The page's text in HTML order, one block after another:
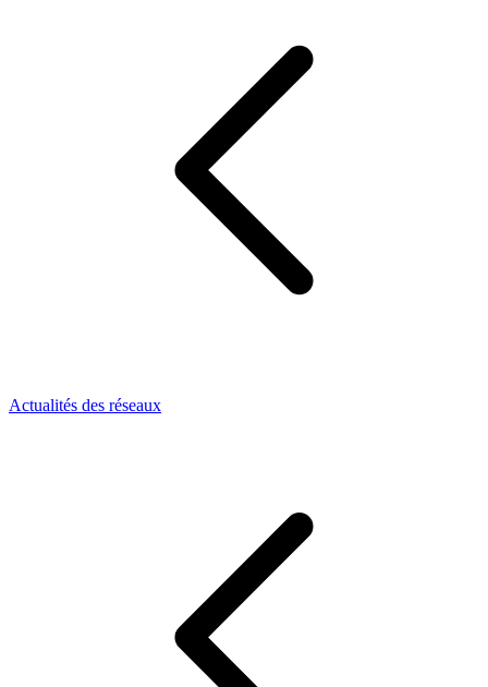
Actualités des réseaux